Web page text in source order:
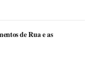
de Rua e as